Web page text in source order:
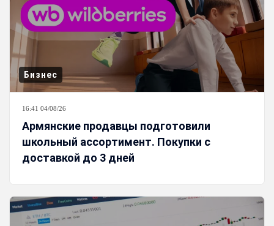
Бизнес
16:41 04/08/26
Армянские продавцы подготовили
школьный ассортимент. Покупки с
доставкой до 3 дней